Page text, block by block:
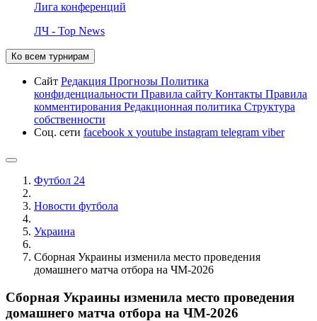
Лига конференций
ЛЧ - Top News
Ко всем турнирам
Сайт Редакция Прогнозы Политика
конфиденциальности Правила сайту Контакты Правила
комментирования Редакционная политика Структура
собственности
Соц. сети facebook x youtube instagram telegram viber
Футбол 24
Новости футбола
Украина
Сборная Украины изменила место проведения
домашнего матча отбора на ЧМ-2026
Сборная Украины изменила место проведения
домашнего матча отбора на ЧМ-2026